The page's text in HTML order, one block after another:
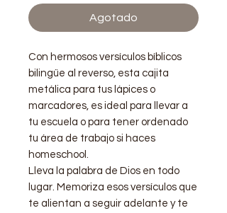
Agotado
Con hermosos versículos bíblicos
bilingüe al reverso, esta cajita
metálica para tus lápices o
marcadores, es ideal para llevar a
tu escuela o para tener ordenado
tu área de trabajo si haces
homeschool.
Lleva la palabra de Dios en todo
lugar. Memoriza esos versículos que
te alientan a seguir adelante y te